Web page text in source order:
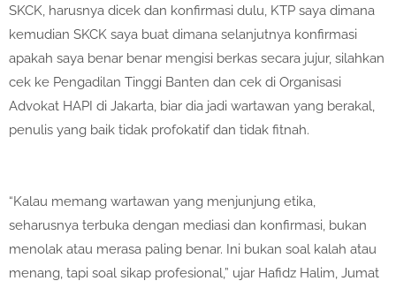
SKCK, harusnya dicek dan konfirmasi dulu, KTP saya dimana
kemudian SKCK saya buat dimana selanjutnya konfirmasi
apakah saya benar benar mengisi berkas secara jujur, silahkan
cek ke Pengadilan Tinggi Banten dan cek di Organisasi
Advokat HAPI di Jakarta, biar dia jadi wartawan yang berakal,
penulis yang baik tidak profokatif dan tidak fitnah.
“Kalau memang wartawan yang menjunjung etika,
seharusnya terbuka dengan mediasi dan konfirmasi, bukan
menolak atau merasa paling benar. Ini bukan soal kalah atau
menang, tapi soal sikap profesional,” ujar Hafidz Halim, Jumat